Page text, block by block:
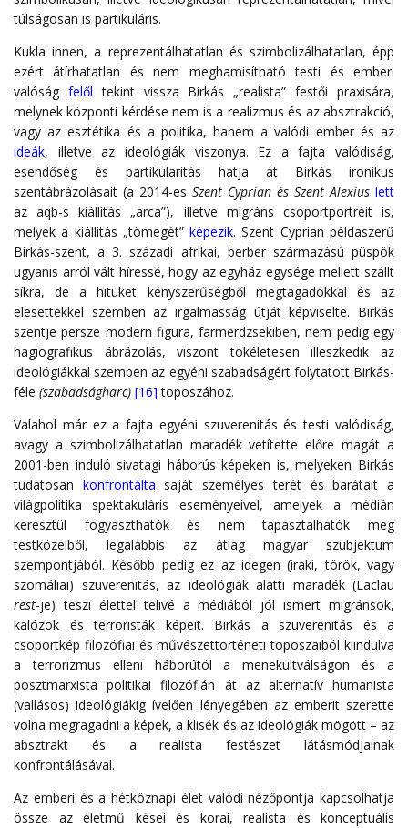
túlságosan is partikuláris.
Kukla innen, a reprezentálhatatlan és szimbolizálhatatlan, épp
ezért átírhatatlan és nem meghamisítható testi és emberi
valóság felől tekint vissza Birkás „realista” festői praxisára,
melynek központi kérdése nem is a realizmus és az absztrakció,
vagy az esztétika és a politika, hanem a valódi ember és az
ideák, illetve az ideológiák viszonya. Ez a fajta valódiság,
esendőség és partikularitás hatja át Birkás ironikus
szentábrázolásait (a 2014-es Szent Cyprian és Szent Alexius lett
az aqb-s kiállítás „arca”), illetve migráns csoportportréit is,
melyek a kiállítás „tömegét”képezik. Szent Cyprian példaszerű
Birkás-szent, a 3. századi afrikai, berber származású püspök
ugyanis arról vált híressé, hogy az egyház egysége mellett szállt
síkra, de a hitüket kényszerűségből megtagadókkal és az
elesettekkel szemben az irgalmasság útját képviselte. Birkás
szentje persze modern figura, farmerdzsekiben, nem pedig egy
hagiografikus ábrázolás, viszont tökéletesen illeszkedik az
ideológiákkal szemben az egyéni szabadságért folytatott Birkás-
féle (szabadságharc) [16] toposzához.
Valahol már ez a fajta egyéni szuverenitás és testi valódiság,
avagy a szimbolizálhatatlan maradék vetítette előre magát a
2001-ben induló sivatagi háborús képeken is, melyeken Birkás
tudatosan konfrontálta saját személyes terét és barátait a
világpolitika spektakuláris eseményeivel, amelyek a médián
keresztül fogyaszthatók és nem tapasztalhatók meg
testközelből, legalábbis az átlag magyar szubjektum
szempontjából. Később pedig ez az idegen (iraki, török, vagy
szomáliai) szuverenitás, az ideológiák alatti maradék (Laclau
rest-je) teszi élettel telivé a médiából jól ismert migránsok,
kalózok és terroristák képeit. Birkás a szuverenitás és a
csoportkép filozófiai és művészettörténeti toposzaiból kiindulva
a terrorizmus elleni háborútól a menekültválságon és a
posztmarxista politikai filozófián át az alternatív humanista
(vallásos) ideológiákig ívelően lényegében az emberit szerette
volna megragadni a képek, a klisék és az ideológiák mögött – az
absztrakt és a realista festészet látásmódjainak
konfrontálásával.
Az emberi és a hétköznapi élet valódi nézőpontja kapcsolhatja
össze az életmű kései és korai, realista és konceptuális